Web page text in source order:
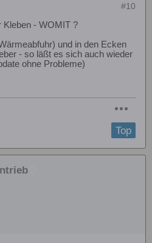
#10
Kleben - WOMIT ?
und in den Ecken
- so läßt es sich auch wieder
ohne Probleme)
Top